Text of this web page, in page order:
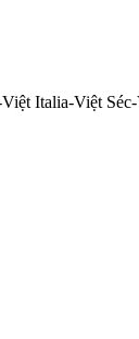
Italia-Việt